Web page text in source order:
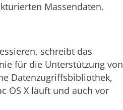
Massendaten.
schreibt das
für die Unterstützung von
Datenzugriffsbibliothek,
OS X läuft und auch vor